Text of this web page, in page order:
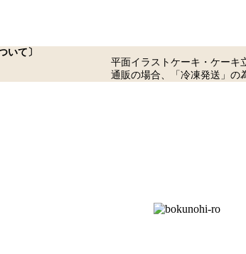
いて〕
平面イラストケーキ・ケーキ
通販の場合、「冷凍発送」の